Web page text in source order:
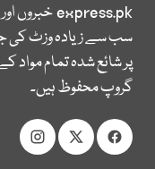
express.pkخبروں
سب سے زیادہ وزٹ کی
پر شائع شدہ تمام
گروپ محفوظ ہیں۔